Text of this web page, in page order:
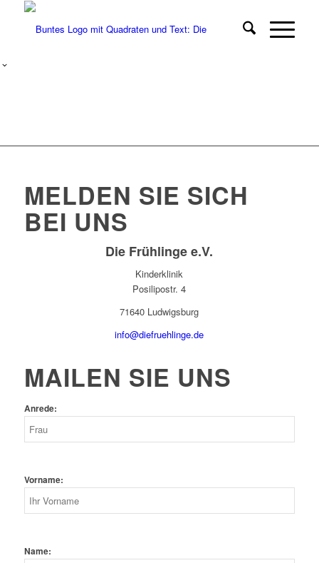
MELDEN SIE SICH
BEI UNS
Die Frühlinge e.V.
Kinderklinik
Posilipostr. 4
71640 Ludwigsburg
info@diefruehlinge.de
MAILEN SIE UNS
Anrede:
Vorname:
Name: